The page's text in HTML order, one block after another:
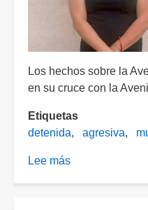
oficial
Los hechos sobre la
en su cruce con la
Etiquetas
detenida
agresiva
Lee más